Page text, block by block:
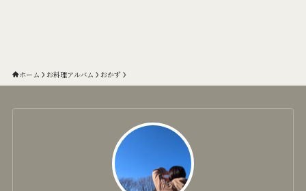
ホーム お料理アルバム おかず